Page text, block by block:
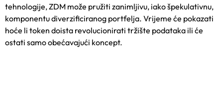
tehnologije, ZDM može pružiti zanimljivu, iako špekulativnu,
komponentu diverzificiranog portfelja. Vrijeme će pokazati
hoće li token doista revolucionirati tržište podataka ili će
ostati samo obećavajući koncept.